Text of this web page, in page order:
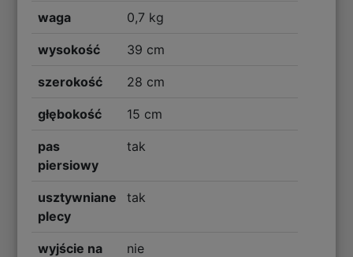
waga 0,7 kg
wysokość 39 cm
szerokość 28 cm
głębokość 15 cm
pas
piersiowy
tak
usztywniane
plecy
tak
wyjście na
nie